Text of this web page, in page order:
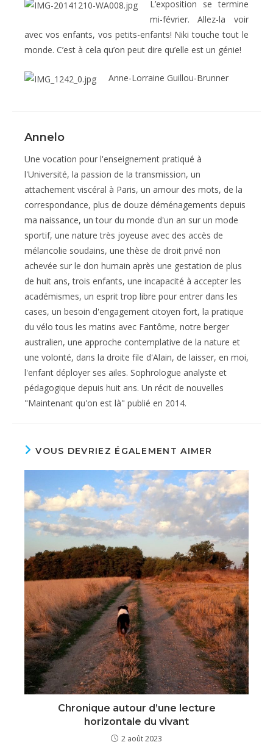
L’exposition se termine
mi-février. Allez-la voir
avec vos enfants, vos petits-enfants! Niki touche tout le
monde. C’est à cela qu’on peut dire qu’elle est un génie!
Anne-Lorraine Guillou-Brunner
Annelo
Une vocation pour l'enseignement pratiqué à
l'Université, la passion de la transmission, un
attachement viscéral à Paris, un amour des mots, de la
correspondance, plus de douze déménagements depuis
ma naissance, un tour du monde d'un an sur un mode
sportif, une nature très joyeuse avec des accès de
mélancolie soudains, une thèse de droit privé non
achevée sur le don humain après une gestation de plus
de huit ans, trois enfants, une incapacité à accepter les
académismes, un esprit trop libre pour entrer dans les
cases, un besoin d'engagement citoyen fort, la pratique
du vélo tous les matins avec Fantôme, notre berger
australien, une approche contemplative de la nature et
une volonté, dans la droite file d'Alain, de laisser, en moi,
l'enfant déployer ses ailes. Sophrologue analyste et
pédagogique depuis huit ans. Un récit de nouvelles
"Maintenant qu'on est là" publié en 2014.
VOUS DEVRIEZ ÉGALEMENT AIMER
Chronique autour d’une lecture
horizontale du vivant
2 août 2023